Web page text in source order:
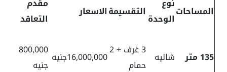
المساحات
نوع
الوحدة التقسيمةالاسعار
مقدم
التعاقد
135 متر
شاليه
3 غرف + 2
حمام
16,000,000جنيه
جنيه